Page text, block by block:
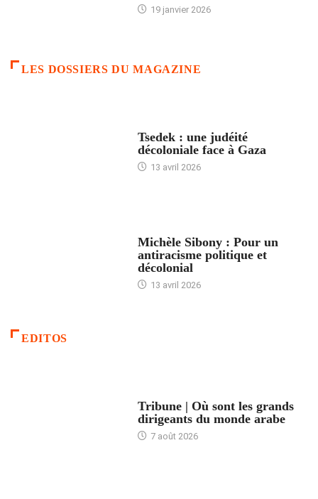
19 janvier 2026
LES DOSSIERS DU MAGAZINE
Tsedek : une judéité
décoloniale face à Gaza
13 avril 2026
Michèle Sibony : Pour un
antiracisme politique et
décolonial
13 avril 2026
EDITOS
Tribune | Où sont les grands
dirigeants du monde arabe
7 août 2026